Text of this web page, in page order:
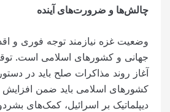
چالش‌ها و ضرورت‌های آینده
وضعیت غزه نیازمند توجه فوری و
جهانی و کشورهای اسلامی است.
آغاز روند مذاکرات صلح باید در
کشورهای اسلامی باید ضمن
دیپلماتیک بر اسرائیل، کمک‌های